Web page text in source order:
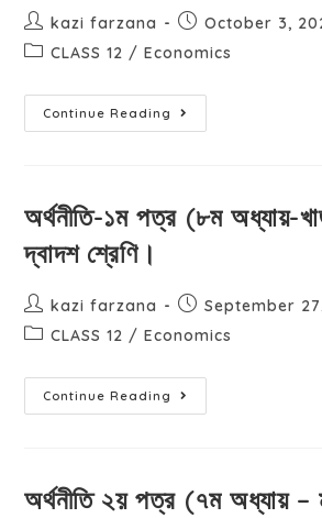
kazi farzana
October 3,
CLASS 12 / Economics
Continue Reading
অর্থনীতি-১ম পত্র (৮ম অধ্যায়-
দ্বাদশ শ্রেণি।
kazi farzana
September
CLASS 12 / Economics
Continue Reading
অর্থনীতি ২য় পত্র (৭ম অধ্যায় –